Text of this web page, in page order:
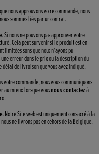
nous approuvons votre commande, nous
sommes liés par un contrat.
. Si nous ne pouvons pas approuver votre
Cela peut survenir si le produit est en
sans que nous n’ayons pu
erreur dans le prix ou la description du
délai de livraison que vous avez indiqué.
votre commande, nous vous communiquons
au mieux lorsque vousnous contactezà
Notre Site web est uniquement consacré à la
ne livrons pas en dehors de la Belgique.